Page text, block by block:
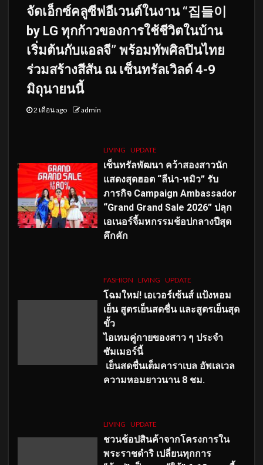
จัดเอ็กซ์คลูซีฟอีเวนต์ในงาน “집들이
by LG ทุกก้าวของการใช้ชีวิตในบ้าน
เริ่มต้นกับแอลจี” พร้อมทัพศิลปินไทย
ร่วมสร้างสีสัน ณ เซ็นทรัลเวิลด์ 4-9
มิถุนายนนี้
2 เดือน ago admin
LIVING UPDATE
เซ็นทรัลพัฒนา คว้าสองสาวนัก
แสดงสุดฮอต “ลีน่า-หมิว” รับ
ภารกิจ Campaign Ambassador
“Grand Grand Sale 2026” ปลุก
เอเนอร์จี้มหกรรมช้อปกลางปีสุด
คึกคัก
FASHION LIVING UPDATE
โฉมใหม่! เอเวอร์เซ้นส์ แป้งหอม
เย็น สูตรเย็นสดชื่น และสูตรเย็นสุด
ขั้ว
ไอเทมคู่กายของสาว ๆ ประจำ
ซัมเมอร์นี้
เย็นสดชื่นเต็มคาราเบล อัพเลเวล
ความหอมยาวนาน 8 ชม.
LIVING UPDATE
ชวนช้อปสินค้าจากโครงการใน
พระราชดำริ เปลี่ยนทุกการ